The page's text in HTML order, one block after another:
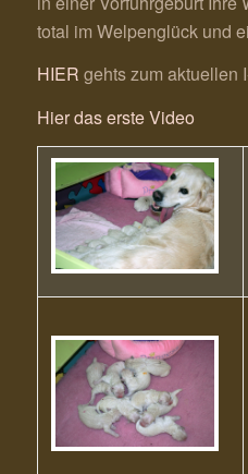
total im Welpenglück und
HIER gehts zum aktuellen
Hier das erste Video